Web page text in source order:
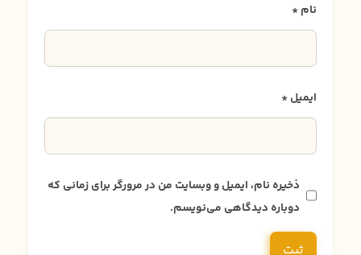
نام*
ایمیل*
ذخیره نام، ایمیل و وبسایت من در مرورگر برای زمانی که
دوباره دیدگاهی می‌نویسم.